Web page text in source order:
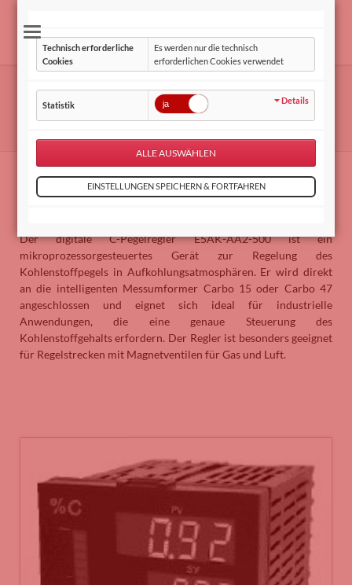
Technisch erforderliche
Cookies
Es werden nur die technisch
erforderlichen Cookies verwendet
Statistik Details
Pegelregler E5AK-AA2-500
Digitaler C-Pegelregler E5AK-AA2-500
Der digitale C-Pegelregler E5AK-AA2-500 ist ein
mikroprozessorgesteuertes Gerät zur Regelung des
Kohlenstoffpegels in Aufkohlungsatmosphären. Er wird direkt
an die intelligenten Messumformer Carbo 15 oder Carbo 47
angeschlossen und eignet sich ideal für industrielle
Anwendungen, die eine genaue Steuerung des
Kohlenstoffgehalts erfordern. Der Regler ist besonders geeignet
für Regelstrecken mit Magnetventilen für Gas und Luft.